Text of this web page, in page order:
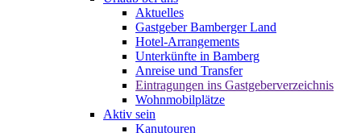
Aktuelles
Gastgeber Bamberger Land
Hotel-Arrangements
Unterkünfte in Bamberg
Anreise und Transfer
Eintragungen ins Gastgeberverzeichnis
Wohnmobilplätze
Aktiv sein
Kanutouren